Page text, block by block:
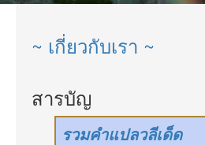
~ เกี่ยวกับเรา ~
สารบัญ
รวมคำแปลวลีเด็ด